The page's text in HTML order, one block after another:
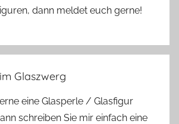
dann meldet euch gerne!
Glaszwerg
eine Glasperle / Glasfigur
schreiben Sie mir einfach eine